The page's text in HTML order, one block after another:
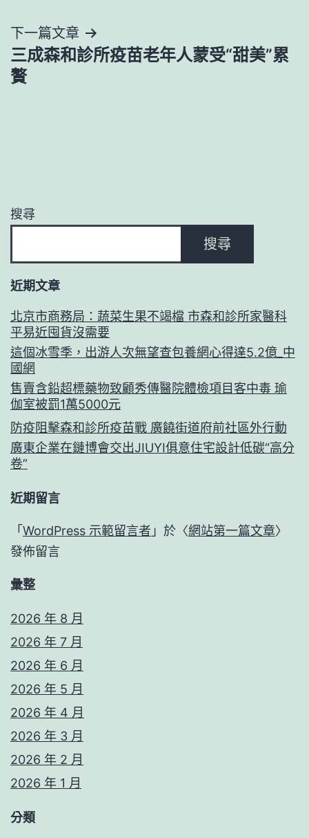
覽
下一篇文章
三成森和診所疫苗老年人蒙受“甜美”累
贅
搜尋
搜尋
近期文章
北京市商務局：蔬菜生果不竭檔 市森和診所家醫科
平易近囤貨沒需要
這個冰雪季，出游人次無望查包養網心得達5.2億_中
國網
售賣含鉛超標藥物致顧秀傳醫院體檢項目客中毒 瑜
伽室被罰1萬5000元
防疫阻擊森和診所疫苗戰 廣饒街道府前社區外行動
廣東企業在鏈博會交出JIUYI俱意住宅設計低碳“高分
卷”
近期留言
「 WordPress 示範留言者 」於〈網站第一篇文章〉
發佈留言
彙整
2026 年 8 月
2026 年 7 月
2026 年 6 月
2026 年 5 月
2026 年 4 月
2026 年 3 月
2026 年 2 月
2026 年 1 月
分類